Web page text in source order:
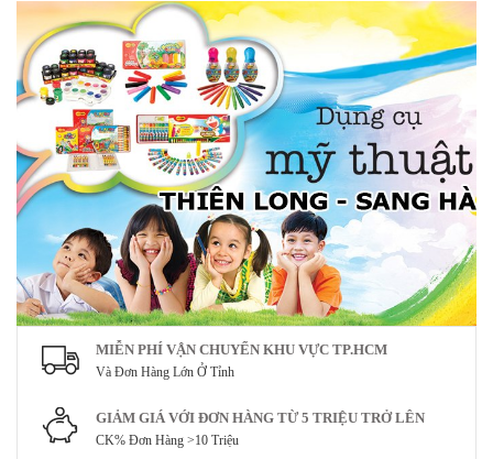
MIỄN PHÍ VẬN CHUYỂN KHU VỰC TP.HCM
Và Đơn Hàng Lớn Ở Tỉnh
GIẢM GIÁ VỚI ĐƠN HÀNG TỪ 5 TRIỆU TRỞ LÊN
CK% Đơn Hàng >10 Triệu